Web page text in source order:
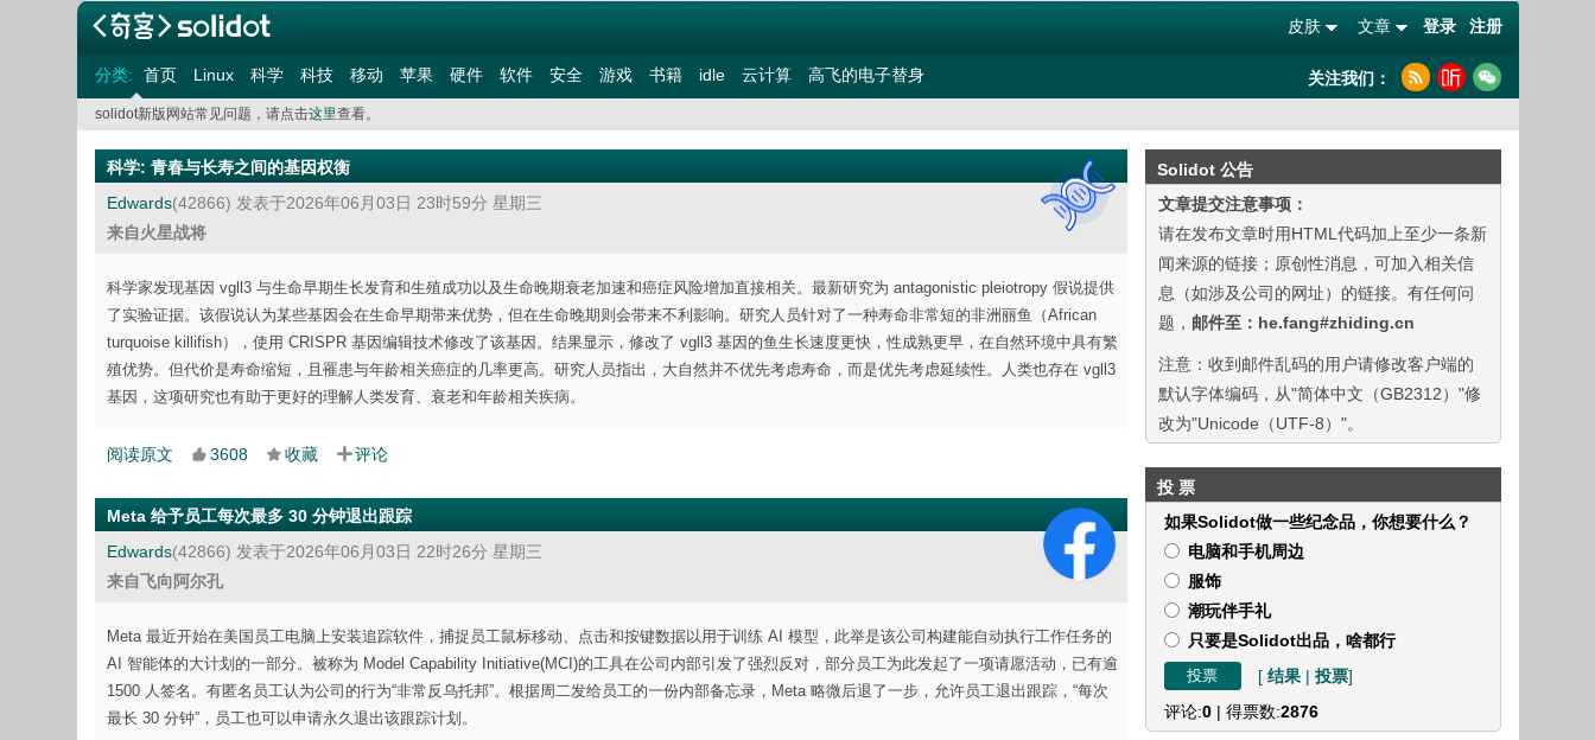
登录 注册
文章
皮肤
分类: 首页 Linux 科学 科技 移动 苹果 硬件 软件 安全 游戏 书籍 idle 云计算 高飞的电子替身 关注我们：
solidot新版网站常见问题，请点击这里查看。
Solidot 公告
文章提交注意事项：
请在发布文章时用HTML代码加上至少一条新
闻来源的链接；原创性消息，可加入相关信
息（如涉及公司的网址）的链接。有任何问
题， 邮件至：he.fang#zhiding.cn
注意：收到邮件乱码的用户请修改客户端的
默认字体编码，从"简体中文（GB2312）"修
改为"Unicode（UTF-8）"。
投 票
如果Solidot做一些纪念品，你想要什么？
电脑和手机周边
服饰
潮玩伴手礼
只要是Solidot出品，啥都行
[ 结果| 投票]
评论:0| 得票数:2876
科学: 青春与长寿之间的基因权衡
Edwards(42866) 发表于2026年06月03日 23时59分 星期三
来自火星战将
科学家发现基因 vgll3 与生命早期生长发育和生殖成功以及生命晚期衰老加速和癌症风险增加直接相关。最新研究为 antagonistic pleiotropy 假说提供
了实验证据。该假说认为某些基因会在生命早期带来优势，但在生命晚期则会带来不利影响。研究人员针对了一种寿命非常短的非洲丽鱼（African
turquoise killifish），使用 CRISPR 基因编辑技术修改了该基因。结果显示，修改了 vgll3 基因的鱼生长速度更快，性成熟更早，在自然环境中具有繁
殖优势。但代价是寿命缩短，且罹患与年龄相关癌症的几率更高。研究人员指出，大自然并不优先考虑寿命，而是优先考虑延续性。人类也存在 vgll3
基因，这项研究也有助于更好的理解人类发育、衰老和年龄相关疾病。
阅读原文 3608 收藏 评论
Meta 给予员工每次最多 30 分钟退出跟踪
Edwards(42866) 发表于2026年06月03日 22时26分 星期三
来自飞向阿尔孔
Meta 最近开始在美国员工电脑上安装追踪软件，捕捉员工鼠标移动、点击和按键数据以用于训练 AI 模型，此举是该公司构建能自动执行工作任务的
AI 智能体的大计划的一部分。被称为 Model Capability Initiative(MCI)的工具在公司内部引发了强烈反对，部分员工为此发起了一项请愿活动，已有逾
1500 人签名。有匿名员工认为公司的行为“非常反乌托邦”。根据周二发给员工的一份内部备忘录，Meta 略微后退了一步，允许员工退出跟踪，“每次
最长 30 分钟”，员工也可以申请永久退出该跟踪计划。